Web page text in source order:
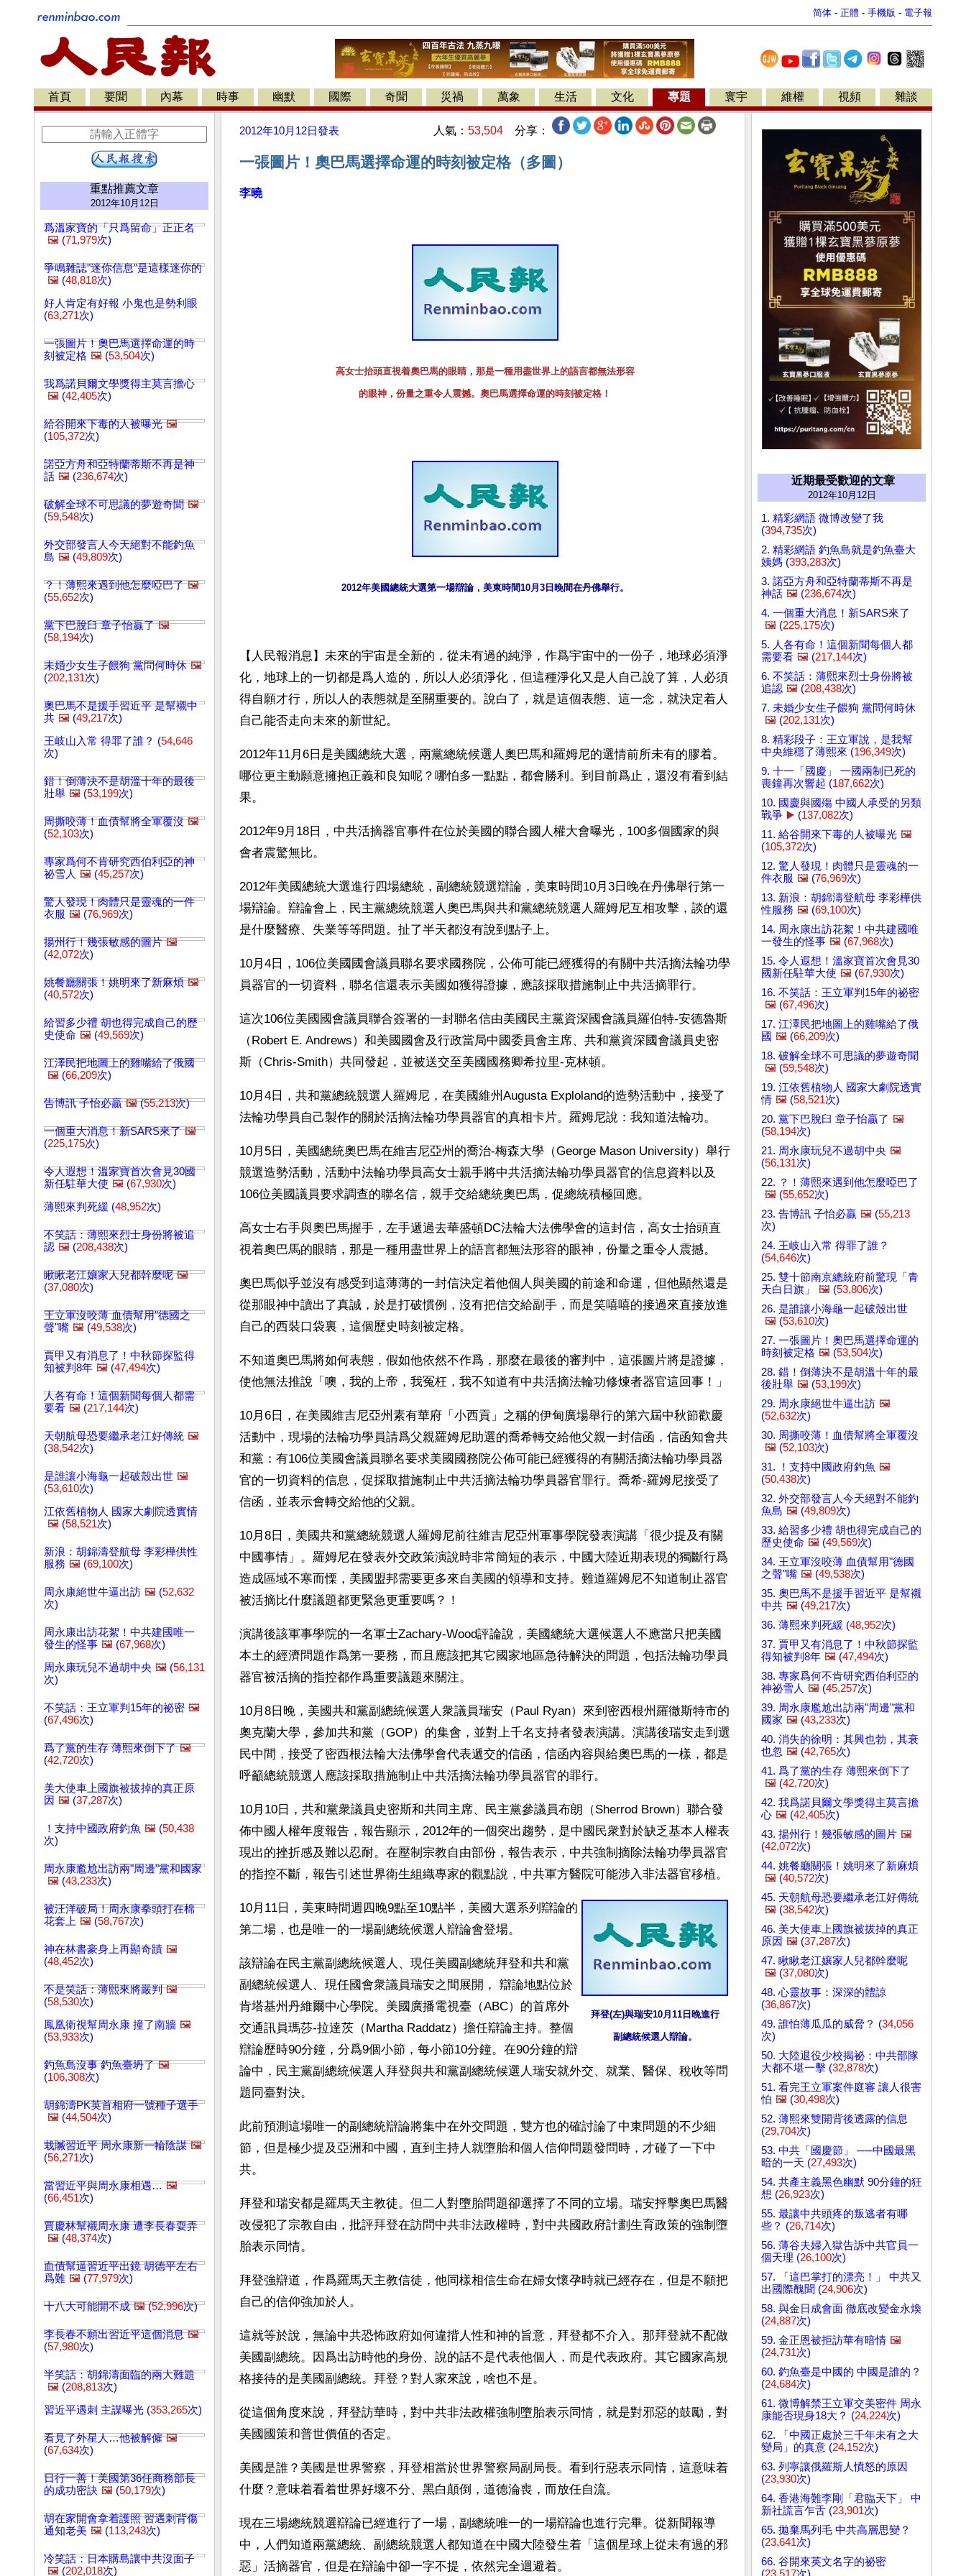
简体 - 正體 - 手機版 - 電子報
首頁 要聞 內幕 時事 幽默 國際 奇聞 災禍 萬象 生活 文化 專題 寰宇 維權 視頻 雜談
重點推薦文章
2012年10月12日
爲溫家寶的「只爲留命」正正名
🖼️ (71,979次)
爭鳴雜誌"迷你信息"是這樣迷你的
🖼️ (48,818次)
好人肯定有好報 小鬼也是勢利眼
(63,271次)
一張圖片！奧巴馬選擇命運的時
刻被定格 🖼️ (53,504次)
我爲諾貝爾文學獎得主莫言擔心
🖼️ (42,405次)
給谷開來下毒的人被曝光 🖼️
(105,372次)
諾亞方舟和亞特蘭蒂斯不再是神
話 🖼️ (236,674次)
破解全球不可思議的夢遊奇聞 🖼️
(59,548次)
外交部發言人今天絕對不能釣魚
島 🖼️ (49,809次)
？！薄熙來遇到他怎麼啞巴了 🖼️
(55,652次)
黨下巴脫臼 章子怡贏了 🖼️
(58,194次)
未婚少女生子餵狗 黨問何時休 🖼️
(202,131次)
奧巴馬不是援手習近平 是幫襯中
共 🖼️ (49,217次)
王岐山入常 得罪了誰？ (54,646
次)
錯！倒薄決不是胡溫十年的最後
壯舉 🖼️ (53,199次)
周撕咬薄！血債幫將全軍覆沒 🖼️
(52,103次)
專家爲何不肯研究西伯利亞的神
祕雪人 🖼️ (45,257次)
驚人發現！肉體只是靈魂的一件
衣服 🖼️ (76,969次)
揚州行！幾張敏感的圖片 🖼️
(42,072次)
姚餐廳關張！姚明來了新麻煩 🖼️
(40,572次)
給習多少禮 胡也得完成自己的歷
史使命 🖼️ (49,569次)
江澤民把地圖上的雞嘴給了俄國
🖼️ (66,209次)
告博訊 子怡必贏 🖼️(55,213次)
一個重大消息！新SARS來了 🖼️
(225,175次)
令人遐想！溫家寶首次會見30國
新任駐華大使 🖼️ (67,930次)
薄熙來判死緩 (48,952次)
不笑話：薄熙來烈士身份將被追
認 🖼️ (208,438次)
瞅瞅老江孃家人兒都幹麼呢 🖼️
(37,080次)
王立軍沒咬薄 血債幫用"德國之
聲"嘴 🖼️ (49,538次)
賈甲又有消息了！中秋節探監得
知被判8年 🖼️ (47,494次)
人各有命！這個新聞每個人都需
要看 🖼️ (217,144次)
天朝航母恐要繼承老江好傳統 🖼️
(38,542次)
是誰讓小海龜一起破殼出世 🖼️
(53,610次)
江依舊植物人 國家大劇院透實情
🖼️ (58,521次)
新浪：胡錦濤登航母 李彩樺供性
服務 🖼️ (69,100次)
周永康絕世牛逼出訪 🖼️ (52,632
次)
周永康出訪花絮！中共建國唯一
發生的怪事 🖼️ (67,968次)
周永康玩兒不過胡中央 🖼️ (56,131
次)
不笑話：王立軍判15年的祕密 🖼️
(67,496次)
爲了黨的生存 薄熙來倒下了 🖼️
(42,720次)
美大使車上國旗被拔掉的真正原
因 🖼️ (37,287次)
！支持中國政府釣魚 🖼️ (50,438
次)
周永康尷尬出訪兩"周邊"黨和國家
🖼️ (43,233次)
被汪洋破局！周永康拳頭打在棉
花套上 🖼️ (58,767次)
神在林書豪身上再顯奇蹟 🖼️
(48,452次)
不是笑話：薄熙來將嚴判 🖼️
(58,530次)
鳳凰衛視幫周永康 撞了南牆 🖼️
(53,933次)
釣魚島沒事 釣魚臺坍了 🖼️
(106,308次)
胡錦濤PK英首相府一號種子選手
🖼️ (44,504次)
栽贓習近平 周永康新一輪陰謀 🖼️
(56,271次)
當習近平與周永康相遇… 🖼️
(66,451次)
賈慶林幫襯周永康 遭李長春耍弄
🖼️ (48,374次)
血債幫逼習近平出鏡 胡德平左右
爲難 🖼️ (77,979次)
十八大可能開不成 🖼️(52,996次)
李長春不願出習近平這個消息 🖼️
(57,980次)
半笑話：胡錦濤面臨的兩大難題
🖼️ (208,813次)
習近平遇刺 主謀曝光 (353,265次)
看見了外星人…他被解僱 🖼️
(67,634次)
日行一善！美國第36任商務部長
的成功密訣 🖼️ (50,179次)
胡在家開會拿着護照 習遇刺背傷
通知老美 🖼️ (113,243次)
冷笑話：日本購島讓中共沒面子
🖼️ (202,018次)
2012年10月12日發表 人氣： 53,504 分享：
一張圖片！奧巴馬選擇命運的時刻被定格（多圖）
李曉
高女士抬頭直視着奧巴馬的眼睛，那是一種用盡世界上的語言都無法形容
的眼神，份量之重令人震撼。奧巴馬選擇命運的時刻被定格！
2012年美國總統大選第一場辯論，美東時間10月3日晚間在丹佛舉行。
【人民報消息】未來的宇宙是全新的，從未有過的純淨，作爲宇宙中的一份子，地球必須淨
化，地球上的一切都是爲人造的，所以人必須淨化，但這種淨化又是人自己說了算，人必須
得自願才行，所以人的表態就是至關重要的。說白了，就是這個表態、這一念，就決定着人
自己能否走向未來的新世紀。
2012年11月6日是美國總統大選，兩黨總統候選人奧巴馬和羅姆尼的選情前所未有的膠着。
哪位更主動願意擁抱正義和良知呢？哪怕多一點點，都會勝利。到目前爲止，還沒有看到結
果。
2012年9月18日，中共活摘器官事件在位於美國的聯合國人權大會曝光，100多個國家的與
會者震驚無比。
2012年美國總統大選進行四場總統，副總統競選辯論，美東時間10月3日晚在丹佛舉行第一
場辯論。辯論會上，民主黨總統競選人奧巴馬與共和黨總統競選人羅姆尼互相攻擊，談的還
是什麼醫療、失業等等問題。扯了半天都沒有說到點子上。
10月4日，106位美國國會議員聯名要求國務院，公佈可能已經獲得的有關中共活摘法輪功學
員器官的一切資料，聯名信還表示美國如獲得證據，應該採取措施制止中共活摘罪行。
這次106位美國國會議員聯合簽署的一封聯名信由美國民主黨資深國會議員羅伯特-安德魯斯
（Robert E. Andrews）和美國國會及行政當局中國委員會主席、共和黨資深國會議員史密
斯（Chris-Smith）共同發起，並被送交至美國國務卿希拉里-克林頓。
10月4日，共和黨總統競選人羅姆尼，在美國維州Augusta Exploland的造勢活動中，接受了
法輪功學員自己製作的關於活摘法輪功學員器官的真相卡片。羅姆尼說：我知道法輪功。
10月5日，美國總統奧巴馬在維吉尼亞州的喬治-梅森大學（George Mason University）舉行
競選造勢活動，活動中法輪功學員高女士親手將中共活摘法輪功學員器官的信息資料以及
106位美國議員要求調查的聯名信，親手交給總統奧巴馬，促總統積極回應。
高女士右手與奧巴馬握手，左手遞過去華盛頓DC法輪大法佛學會的這封信，高女士抬頭直
視着奧巴馬的眼睛，那是一種用盡世界上的語言都無法形容的眼神，份量之重令人震撼。
奧巴馬似乎並沒有感受到這薄薄的一封信決定着他個人與美國的前途和命運，但他顯然還是
從那眼神中讀出了真誠，於是打破慣例，沒有把信交給副手，而是笑嘻嘻的接過來直接放進
自己的西裝口袋裏，這個歷史時刻被定格。
不知道奧巴馬將如何表態，假如他依然不作爲，那麼在最後的審判中，這張圖片將是證據，
使他無法推說「噢，我的上帝，我冤枉，我不知道有中共活摘法輪功修煉者器官這回事！」
10月6日，在美國維吉尼亞州素有華府「小西貢」之稱的伊甸廣場舉行的第六屆中秋節歡慶
活動中，現場的法輪功學員請爲父親羅姆尼助選的喬希轉交給他父親一封信函，信函知會共
和黨：有106位美國會議員聯名要求美國國務院公佈可能已經獲得的有關活摘法輪功學員器
官的一切資料的信息，促採取措施制止中共活摘法輪功學員器官罪行。喬希-羅姆尼接受了
信函，並表示會轉交給他的父親。
10月8日，美國共和黨總統競選人羅姆尼前往維吉尼亞州軍事學院發表演講「很少提及有關
中國事情」。羅姆尼在發表外交政策演說時非常簡短的表示，中國大陸近期表現的獨斷行爲
造成區域不寒而慄，美國盟邦需要更多來自美國的領導和支持。難道羅姆尼不知道制止器官
被活摘比什麼議題都更緊急更重要嗎？！
演講後該軍事學院的一名軍士Zachary-Wood評論說，美國總統大選候選人不應當只把美國
本土的經濟問題作爲第一要務，而且應該把其它國家地區急待解決的問題，包括法輪功學員
器官被活摘的指控都作爲重要議題來關注。
10月8日晚，美國共和黨副總統候選人衆議員瑞安（Paul Ryan）來到密西根州羅徹斯特市的
奧克蘭大學，參加共和黨（GOP）的集會，並對上千名支持者發表演講。演講後瑞安走到選
民中間，接受了密西根法輪大法佛學會代表遞交的信函，信函內容與給奧巴馬的一樣，都是
呼籲總統競選人應該採取措施制止中共活摘法輪功學員器官的罪行。
10月10日，共和黨衆議員史密斯和共同主席、民主黨參議員布朗（Sherrod Brown）聯合發
佈中國人權年度報告，報告顯示，2012年的一個突出趨勢，是中國民衆對於缺乏基本人權表
現出的挫折感及難以忍耐。在壓制宗教自由部份，報告表示，中共強制摘除法輪功學員器官
的指控不斷，報告引述世界衛生組織專家的觀點說，中共軍方醫院可能涉入非法器官移植。
拜登(左)與瑞安10月11日晚進行
副總統候選人辯論。
10月11日，美東時間週四晚9點至10點半，美國大選系列辯論的
第二場，也是唯一的一場副總統候選人辯論會登場。
該辯論在民主黨副總統候選人、現任美國副總統拜登和共和黨
副總統候選人、現任國會衆議員瑞安之間展開， 辯論地點位於
肯塔基州丹維爾中心學院。美國廣播電視臺（ABC）的首席外
交通訊員瑪莎-拉達茨（Martha Raddatz）擔任辯論主持。整個
辯論歷時90分鐘，分爲9個小節，每小節10分鐘。在90分鐘的辯
論中，民主黨副總統候選人拜登與共和黨副總統候選人瑞安就外交、就業、醫保、稅收等問
題同臺對決。
此前預測這場唯一的副總統辯論將集中在外交問題，雙方也的確討論了中東問題的不少細
節，但是極少提及亞洲和中國，直到主持人就墮胎和個人信仰問題發問時，才碰了一下中
共。
拜登和瑞安都是羅馬天主教徒。但二人對墮胎問題卻選擇了不同的立場。瑞安抨擊奧巴馬醫
改侵犯了宗教自由，批評拜登在訪問中共非法政權時，對中共國政府計劃生育政策的強制墮
胎表示同情。
拜登強辯道，作爲羅馬天主教信徒，他同樣相信生命在婦女懷孕時就已經存在，但是不願把
自己的信仰強加於人。
這就等於說，無論中共恐怖政府如何違揹人性和神的旨意，拜登都不介入。那拜登就不配做
美國副總統。因爲出訪時他的身份、說的話不是代表他個人，而是代表政府。其它國家高規
格接待的是美國副總統。拜登？對人家來說，啥也不是。
從這個角度來說，拜登訪華時，對中共非法政權強制墮胎表示同情，就是對邪惡的鼓勵，對
美國國策和普世價值的否定。
美國是誰？美國是世界警察，拜登相當於世界警察局副局長。看到行惡表示同情，這意味着
什麼？意味着看着世界好壞不分、黑白顛倒，道德淪喪，而放任自流。
現在三場總統競選辯論已經進行了一場，副總統唯一的一場辯論也進行完畢。從新聞報導
中，人們知道兩黨總統、副總統競選人都知道在中國大陸發生着「這個星球上從未有過的邪
惡」活摘器官，但是在辯論中卻一字不提，依然完全迴避着。
近期最受歡迎的文章
2012年10月12日
1. 精彩網語 微博改變了我
(394,735次)
2. 精彩網語 釣魚島就是釣魚臺大
姨媽 (393,283次)
3. 諾亞方舟和亞特蘭蒂斯不再是
神話 🖼️ (236,674次)
4. 一個重大消息！新SARS來了
🖼️ (225,175次)
5. 人各有命！這個新聞每個人都
需要看 🖼️ (217,144次)
6. 不笑話：薄熙來烈士身份將被
追認 🖼️ (208,438次)
7. 未婚少女生子餵狗 黨問何時休
🖼️ (202,131次)
8. 精彩段子：王立軍說，是我幫
中央維穩了薄熙來 (196,349次)
9. 十一「國慶」 一國兩制已死的
喪鐘再次響起 (187,662次)
10. 國慶與國殤 中國人承受的另類
戰爭 ▶️ (137,082次)
11. 給谷開來下毒的人被曝光 🖼️
(105,372次)
12. 驚人發現！肉體只是靈魂的一
件衣服 🖼️ (76,969次)
13. 新浪：胡錦濤登航母 李彩樺供
性服務 🖼️ (69,100次)
14. 周永康出訪花絮！中共建國唯
一發生的怪事 🖼️ (67,968次)
15. 令人遐想！溫家寶首次會見30
國新任駐華大使 🖼️ (67,930次)
16. 不笑話：王立軍判15年的祕密
🖼️ (67,496次)
17. 江澤民把地圖上的雞嘴給了俄
國 🖼️ (66,209次)
18. 破解全球不可思議的夢遊奇聞
🖼️ (59,548次)
19. 江依舊植物人 國家大劇院透實
情 🖼️ (58,521次)
20. 黨下巴脫臼 章子怡贏了 🖼️
(58,194次)
21. 周永康玩兒不過胡中央 🖼️
(56,131次)
22. ？！薄熙來遇到他怎麼啞巴了
🖼️ (55,652次)
23. 告博訊 子怡必贏 🖼️ (55,213
次)
24. 王岐山入常 得罪了誰？
(54,646次)
25. 雙十節南京總統府前驚現「青
天白日旗」
🖼️ (53,806次)
26. 是誰讓小海龜一起破殼出世
🖼️ (53,610次)
27. 一張圖片！奧巴馬選擇命運的
時刻被定格 🖼️ (53,504次)
28. 錯！倒薄決不是胡溫十年的最
後壯舉 🖼️ (53,199次)
29. 周永康絕世牛逼出訪 🖼️
(52,632次)
30. 周撕咬薄！血債幫將全軍覆沒
🖼️ (52,103次)
31. ！支持中國政府釣魚 🖼️
(50,438次)
32. 外交部發言人今天絕對不能釣
魚島 🖼️ (49,809次)
33. 給習多少禮 胡也得完成自己的
歷史使命 🖼️ (49,569次)
34. 王立軍沒咬薄 血債幫用"德國
之聲"嘴 🖼️ (49,538次)
35. 奧巴馬不是援手習近平 是幫襯
中共 🖼️ (49,217次)
36. 薄熙來判死緩 (48,952次)
37. 賈甲又有消息了！中秋節探監
得知被判8年 🖼️ (47,494次)
38. 專家爲何不肯研究西伯利亞的
神祕雪人 🖼️ (45,257次)
39. 周永康尷尬出訪兩"周邊"黨和
國家 🖼️ (43,233次)
40. 消失的徐明：其興也勃，其衰
也忽 🖼️ (42,765次)
41. 爲了黨的生存 薄熙來倒下了
🖼️ (42,720次)
42. 我爲諾貝爾文學獎得主莫言擔
心 🖼️ (42,405次)
43. 揚州行！幾張敏感的圖片 🖼️
(42,072次)
44. 姚餐廳關張！姚明來了新麻煩
🖼️ (40,572次)
45. 天朝航母恐要繼承老江好傳統
🖼️ (38,542次)
46. 美大使車上國旗被拔掉的真正
原因 🖼️ (37,287次)
47. 瞅瞅老江孃家人兒都幹麼呢
🖼️ (37,080次)
48. 心靈故事：深深的體諒
(36,867次)
49. 誰怕薄瓜瓜的威脅？ (34,056
次)
50. 大陸退役少校揭祕：中共部隊
大都不堪一擊 (32,878次)
51. 看完王立軍案件庭審 讓人很害
怕 🖼️ (30,498次)
52. 薄熙來雙開背後透露的信息
(29,704次)
53. 中共「國慶節」 ──中國最黑
暗的一天 (27,493次)
54. 共產主義黑色幽默 90分鐘的狂
想 (26,923次)
55. 最讓中共頭疼的叛逃者有哪
些？ (26,714次)
56. 薄谷夫婦入獄告訴中共官員一
個天理 (26,100次)
57. 「這巴掌打的漂亮！」 中共又
出國際醜聞 (24,906次)
58. 與金日成會面 徹底改變金永煥
(24,887次)
59. 金正恩被拒訪華有暗情 🖼️
(24,731次)
60. 釣魚臺是中國的 中國是誰的？
(24,684次)
61. 微博解禁王立軍交美密件 周永
康能否現身18大？ (24,224次)
62. 「中國正處於三千年未有之大
變局」的真意 (24,152次)
63. 列寧讓俄羅斯人憤怒的原因
(23,930次)
64. 香港海難李剛「君臨天下」 中
新社謊言乍舌 (23,901次)
65. 拋棄馬列毛 中共高層思變？
(23,641次)
66. 谷開來英文名字的祕密
(23,517次)